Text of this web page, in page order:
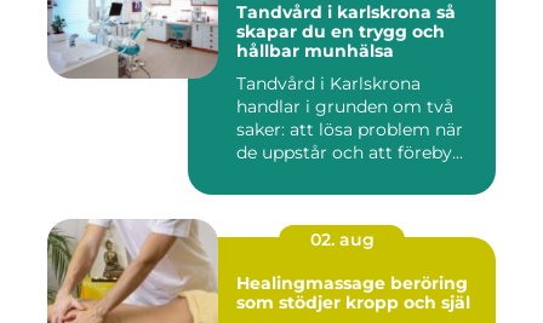
Tandvård i karlskrona så
skapar du en trygg och
hållbar munhälsa
Tandvård i Karlskrona
handlar i grunden om två
saker: att lösa problem när
de uppstår och att föreby...
02. aug
Healingmassage beröring
som stödjer kropp och själ